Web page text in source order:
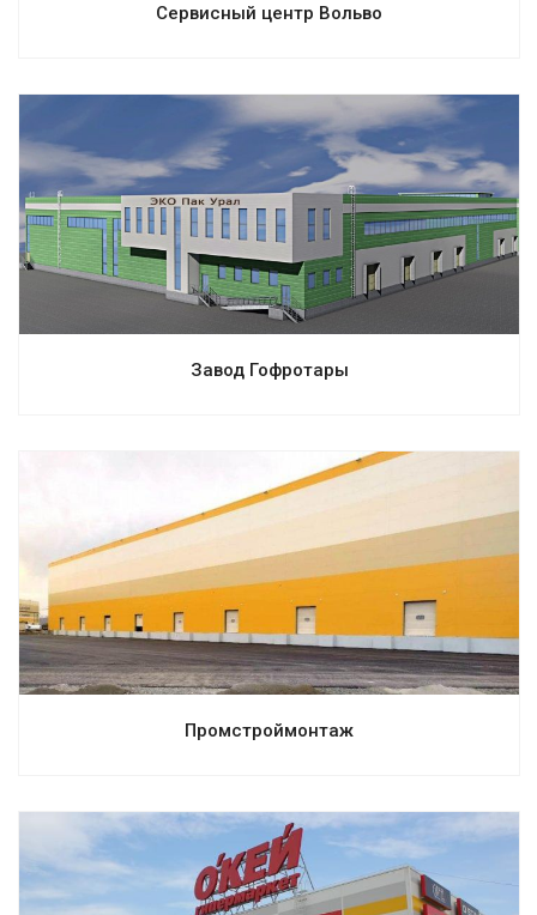
Сервисный центр Вольво
Смотреть проект
Завод Гофротары
Смотреть проект
Промстроймонтаж